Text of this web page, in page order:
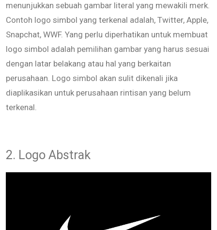
menunjukkan sebuah gambar literal yang mewakili merk.
Contoh logo simbol yang terkenal adalah, Twitter, Apple,
Snapchat, WWF. Yang perlu diperhatikan untuk membuat
logo simbol adalah pemilihan gambar yang harus sesuai
dengan latar belakang atau hal yang berkaitan
perusahaan. Logo simbol akan sulit dikenali jika
diaplikasikan untuk perusahaan rintisan yang belum
terkenal.
2. Logo Abstrak